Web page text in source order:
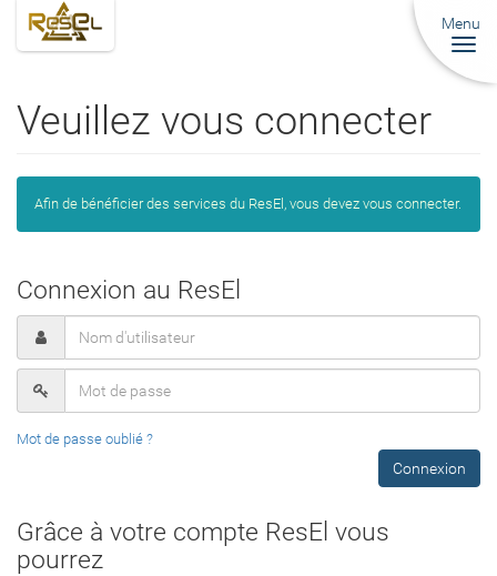
Menu
Veuillez vous connecter
Afin de bénéficier des services du ResEl, vous devez vous connecter.
Connexion au ResEl
Mot de passe oublié ?
Connexion
Grâce à votre compte ResEl vous
pourrez